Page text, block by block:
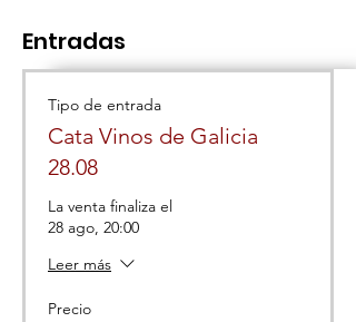
Entradas
Tipo de entrada
Cata Vinos de Galicia
28.08
La venta finaliza el
28 ago, 20:00
Leer más
Precio